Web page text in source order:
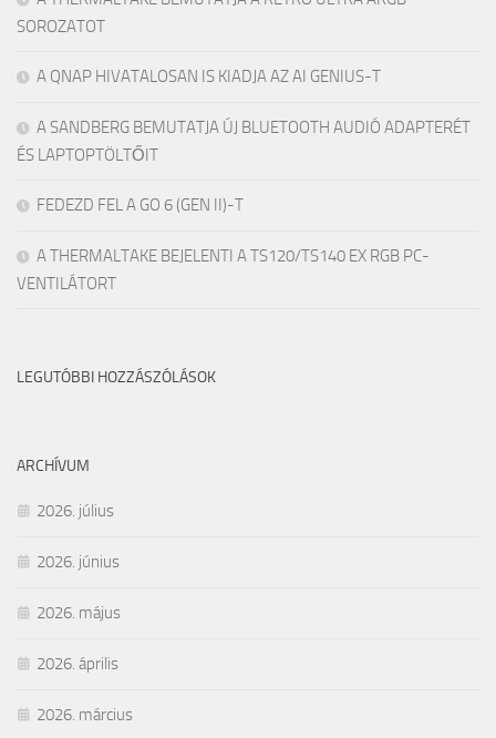
SOROZATOT
A QNAP HIVATALOSAN IS KIADJA AZ AI GENIUS-T
A SANDBERG BEMUTATJA ÚJ BLUETOOTH AUDIÓ ADAPTERÉT
ÉS LAPTOPTÖLTŐIT
FEDEZD FEL A GO 6 (GEN II)-T
A THERMALTAKE BEJELENTI A TS120/TS140 EX RGB PC-
VENTILÁTORT
LEGUTÓBBI HOZZÁSZÓLÁSOK
ARCHÍVUM
2026. július
2026. június
2026. május
2026. április
2026. március